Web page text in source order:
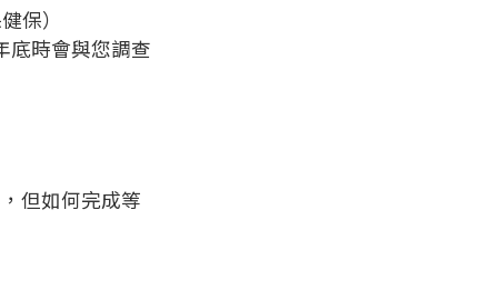
保）
底時會與您調查
但如何完成等